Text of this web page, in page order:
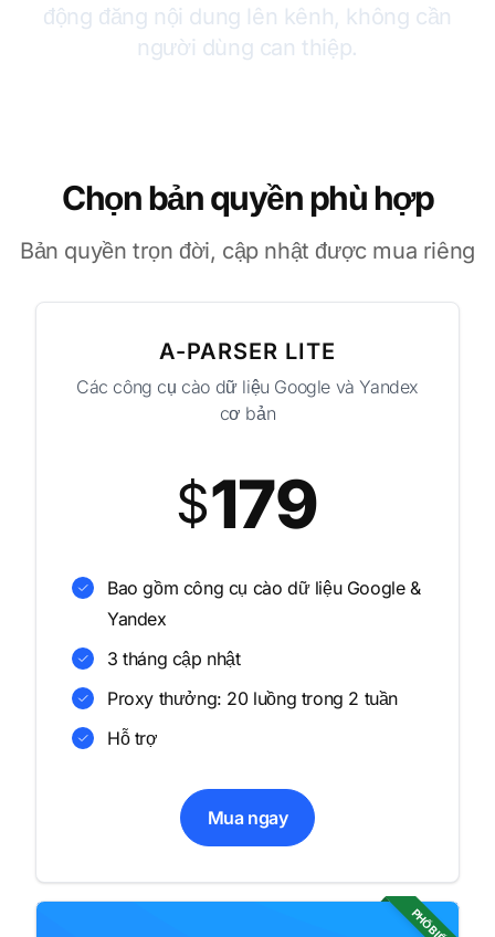
động đăng nội dung lên kênh, không cần
người dùng can thiệp.
Chọn bản quyền phù hợp
Bản quyền trọn đời, cập nhật được mua riêng
A-PARSER LITE
Các công cụ cào dữ liệu Google và Yandex
cơ bản
$179
Bao gồm công cụ cào dữ liệu Google &
Yandex
3 tháng cập nhật
Proxy thưởng: 20 luồng trong 2 tuần
Hỗ trợ
Mua ngay
PHỔ BIẾN